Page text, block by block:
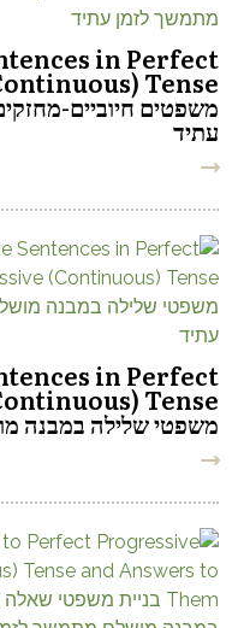
in Perfect
משפטים חיוביים-
עתיד
in Perfect
משפטי שלילה במבנה